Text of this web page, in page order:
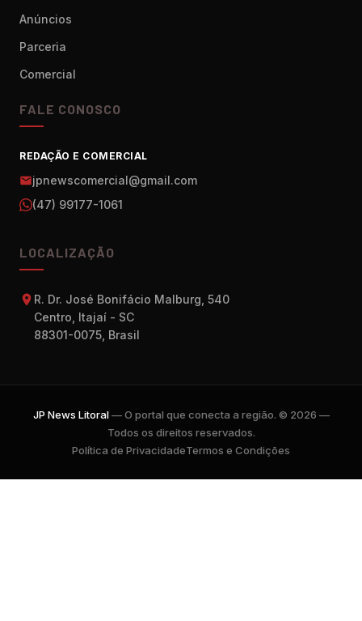
Anúncios
Parceria
Comercial
FALE CONOSCO
REDAÇÃO E COMERCIAL
jpnewscomercial@gmail.com
(47) 99177-1061
LOCALIZAÇÃO
R. Dr. José Bonifácio Malburg, 540
Centro, Itajaí - SC
88301-0075, Brasil
JP News Litoral— O portal que conecta a região. © 2026 —
Todos os direitos reservados.
Política de PrivacidadeTermos e Condições